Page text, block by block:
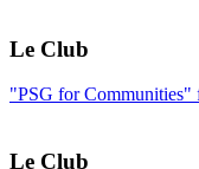
Le Club
"PSG for Communities"
Le Club